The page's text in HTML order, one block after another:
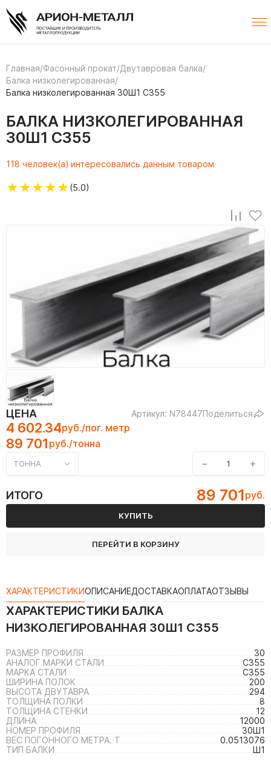
Главная/Фасонный прокат/Двутавровая балка/
Балка низколегированная/
Балка низколегированная 30Ш1 С355
БАЛКА НИЗКОЛЕГИРОВАННАЯ
30Ш1 С355
118 человек(а) интересовались данным товаром
★★★★★(5.0)
ЦЕНА Артикул: N78447Поделиться
4 602.34руб./пог. метр
89 701 руб./тонна
ТОННА − +
ИТОГО 89 701руб.
КУПИТЬ
ПЕРЕЙТИ В КОРЗИНУ
ХАРАКТЕРИСТИКИОПИСАНИЕДОСТАВКАОПЛАТАОТЗЫВЫ
ХАРАКТЕРИСТИКИ БАЛКА
НИЗКОЛЕГИРОВАННАЯ 30Ш1 С355
РАЗМЕР ПРОФИЛЯ
30
АНАЛОГ МАРКИ СТАЛИ
С355
МАРКА СТАЛИ
С355
ШИРИНА ПОЛОК
200
ВЫСОТА ДВУТАВРА
294
ТОЛЩИНА ПОЛКИ
8
ТОЛЩИНА СТЕНКИ
12
ДЛИНА
12000
НОМЕР ПРОФИЛЯ
30Ш1
ВЕС ПОГОННОГО МЕТРА. Т
0.0513076
ТИП БАЛКИ
Ш1